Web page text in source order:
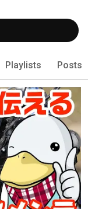
Playlists Posts